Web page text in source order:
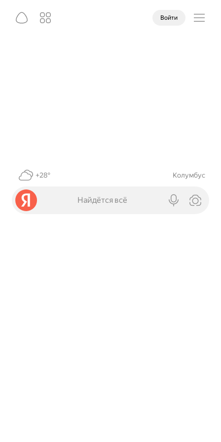
Войти
+28° Колумбус
Найдётся всё